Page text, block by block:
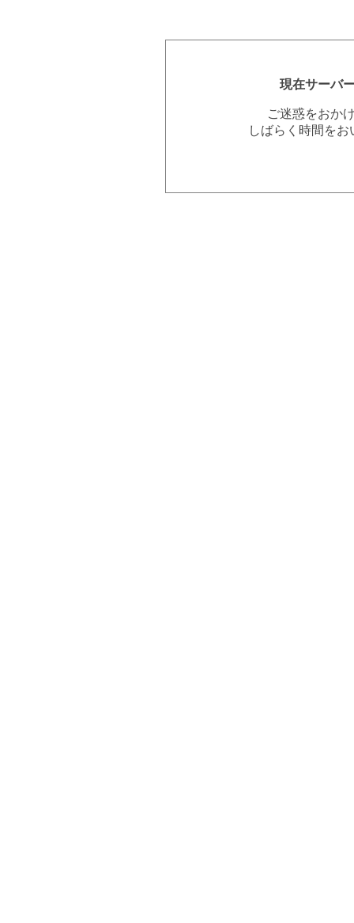
現在サーバ
ご迷惑をおか
しばらく時間を